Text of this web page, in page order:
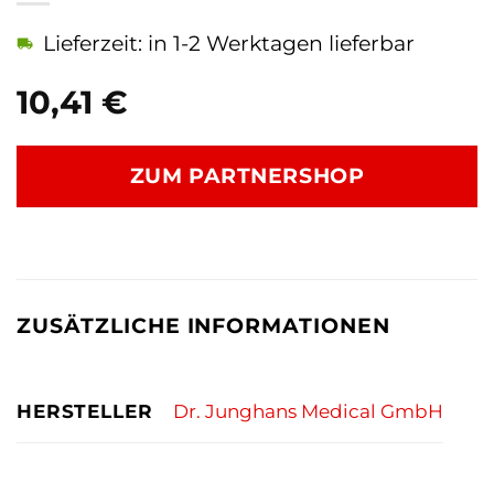
10,41 €
Lieferzeit: in 1-2 Werktagen lieferbar
ZUM PARTNERSHOP
ZUSÄTZLICHE INFORMATIONEN
HERSTELLER Dr. Junghans Medical GmbH